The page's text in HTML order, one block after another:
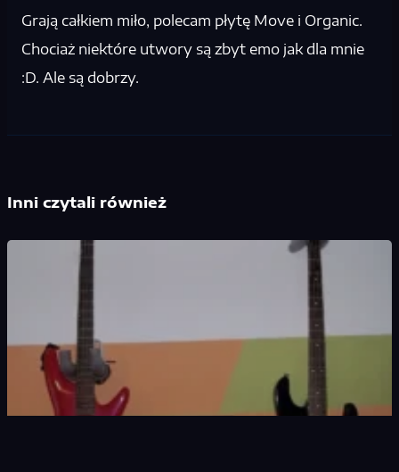
Grają całkiem miło, polecam płytę Move i Organic.
Chociaż niektóre utwory są zbyt emo jak dla mnie
:D. Ale są dobrzy.
Inni czytali również